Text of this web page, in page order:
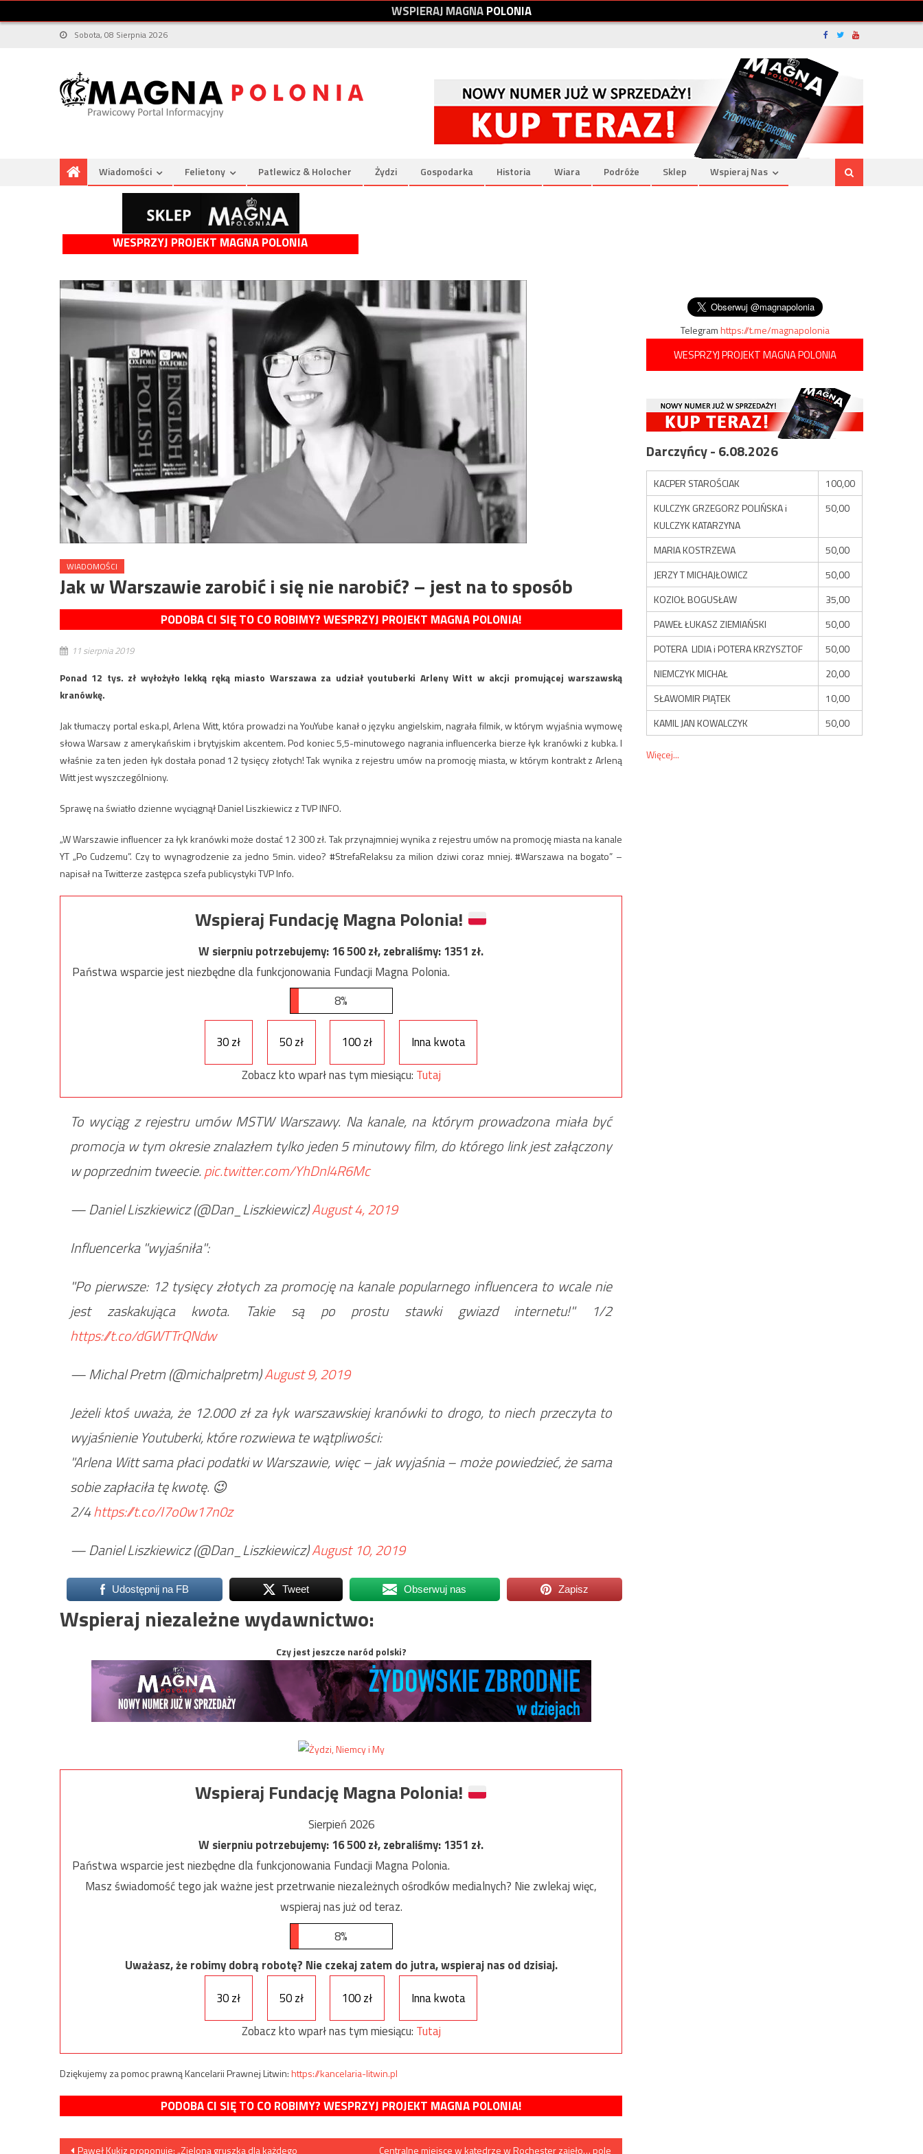
WSPIERAJMAGNAPOLONIA
Sobota, 08 Sierpnia 2026
Wiadomości Felietony Patlewicz & Holocher Żydzi Gospodarka Historia Wiara Podróże Sklep Wspieraj Nas
WESPRZYJ PROJEKT MAGNA POLONIA
WIADOMOŚCI
Jak w Warszawie zarobić i się nie narobić? – jest na to sposób
PODOBA CI SIĘ TO CO ROBIMY? WESPRZYJ PROJEKT MAGNA POLONIA!
11 sierpnia 2019
Ponad 12 tys. zł wyłożyło lekką ręką miasto Warszawa za udział youtuberki Arleny Witt w akcji promującej warszawską
kranówkę.
Jak tłumaczy portal eska.pl, Arlena Witt, która prowadzi na YouYube kanał o języku angielskim, nagrała filmik, w którym wyjaśnia wymowę
słowa Warsaw z amerykańskim i brytyjskim akcentem. Pod koniec 5,5-minutowego nagrania influencerka bierze łyk kranówki z kubka. I
właśnie za ten jeden łyk dostała ponad 12 tysięcy złotych! Tak wynika z rejestru umów na promocję miasta, w którym kontrakt z Arleną
Witt jest wyszczególniony.
Sprawę na światło dzienne wyciągnął Daniel Liszkiewicz z TVP INFO.
„W Warszawie influencer za łyk kranówki może dostać 12 300 zł. Tak przynajmniej wynika z rejestru umów na promocję miasta na kanale
YT „Po Cudzemu”. Czy to wynagrodzenie za jedno 5min. video? #StrefaRelaksu za milion dziwi coraz mniej. #Warszawa na bogato” –
napisał na Twitterze zastępca szefa publicystyki TVP Info.
Wspieraj Fundację Magna Polonia!
W sierpniu potrzebujemy:16 500zł, zebraliśmy:1351 zł.
Państwa wsparcie jest niezbędne dla funkcjonowania Fundacji Magna Polonia.
8%
30 zł 50 zł 100 zł
Inna kwota
Zobacz kto wparł nas tym miesiącu: Tutaj
To wyciąg z rejestru umów MSTW Warszawy. Na kanale, na którym prowadzona miała być
promocja w tym okresie znalazłem tylko jeden 5 minutowy film, do którego link jest załączony
w poprzednim tweecie.pic.twitter.com/YhDnl4R6Mc
— Daniel Liszkiewicz (@Dan_Liszkiewicz)August 4, 2019
Influencerka "wyjaśniła":
"Po pierwsze: 12 tysięcy złotych za promocję na kanale popularnego influencera to wcale nie
jest zaskakująca kwota. Takie są po prostu stawki gwiazd internetu!" 1/2
https://t.co/dGWTTrQNdw
— Michal Pretm (@michalpretm)August 9, 2019
Jeżeli ktoś uważa, że 12.000 zł za łyk warszawskiej kranówki to drogo, to niech przeczyta to
wyjaśnienie Youtuberki, które rozwiewa te wątpliwości:
"Arlena Witt sama płaci podatki w Warszawie, więc – jak wyjaśnia – może powiedzieć, że sama
sobie zapłaciła tę kwotę. 😉
2/4https://t.co/I7o0w17n0z
— Daniel Liszkiewicz (@Dan_Liszkiewicz)August 10, 2019
Udostępnij na FB Tweet Obserwuj nas Zapisz
Wspieraj niezależne wydawnictwo:
Czy jest jeszcze naród polski?
Wspieraj Fundację Magna Polonia!
Sierpień 2026
W sierpniu potrzebujemy:16 500zł, zebraliśmy:1351 zł.
Państwa wsparcie jest niezbędne dla funkcjonowania Fundacji Magna Polonia.
Masz świadomość tego jak ważne jest przetrwanie niezależnych ośrodków medialnych? Nie zwlekaj więc,
wspieraj nas już od teraz.
8%
Uważasz, że robimy dobrą robotę? Nie czekaj zatem do jutra, wspieraj nas od dzisiaj.
30 zł
50 zł 100 zł
Inna kwota
Zobacz kto wparł nas tym miesiącu: Tutaj
Dziękujemy za pomoc prawną Kancelarii Prawnej Litwin:https://kancelaria-litwin.pl
PODOBA CI SIĘ TO CO ROBIMY? WESPRZYJ PROJEKT MAGNA POLONIA!
Paweł Kukiz proponuje: „Zielona gruszka dla każdego Centralne miejsce w katedrze w Rochester zajęło… pole
Telegramhttps://t.me/magnapolonia
WESPRZYJ PROJEKT MAGNA POLONIA
Darczyńcy - 6.08.2026
KACPER STAROŚCIAK
100,00
KULCZYK GRZEGORZ POLIŃSKA i
KULCZYK KATARZYNA
50,00
MARIA KOSTRZEWA
50,00
JERZY T MICHAJŁOWICZ
50,00
KOZIOŁ BOGUSŁAW
35,00
PAWEŁ ŁUKASZ ZIEMIAŃSKI
50,00
POTERA LIDIA i POTERA KRZYSZTOF
50,00
NIEMCZYK MICHAŁ
20,00
SŁAWOMIR PIĄTEK
10,00
KAMIL JAN KOWALCZYK
50,00
Więcej...